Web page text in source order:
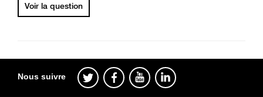
Voir la question
Nous suivre